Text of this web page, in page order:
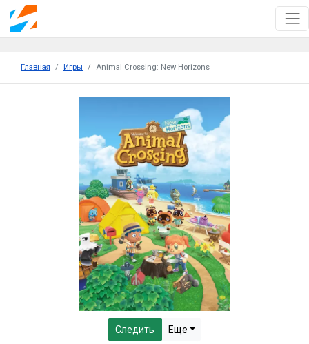
Главная Игры Animal Crossing: New Horizons
Следить Еще